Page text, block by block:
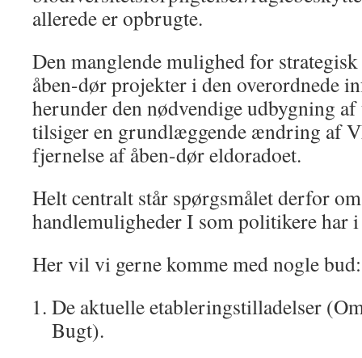
allerede er opbrugte.
Den manglende mulighed for
åben-dør projekter i den overordnede
herunder den nødvendige udbygning
tilsiger en grundlæggende ændring af
fjernelse af åben-dør eldoradoet.
Helt centralt står spørgsmålet derfor
handlemuligheder I som politikere har
Her vil vi gerne komme med nogle bud:
De aktuelle etableringstilladelser
Bugt).